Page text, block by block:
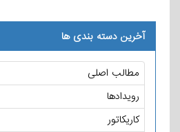
آخرین دسته بندی ها
مطالب اصلی
رویدادها
کاریکاتور